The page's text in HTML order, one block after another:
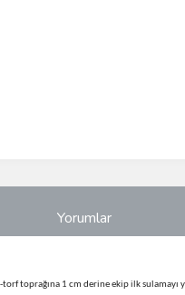
Yorumlar
toprağına 1 cm derine ekip ilk sulamayı